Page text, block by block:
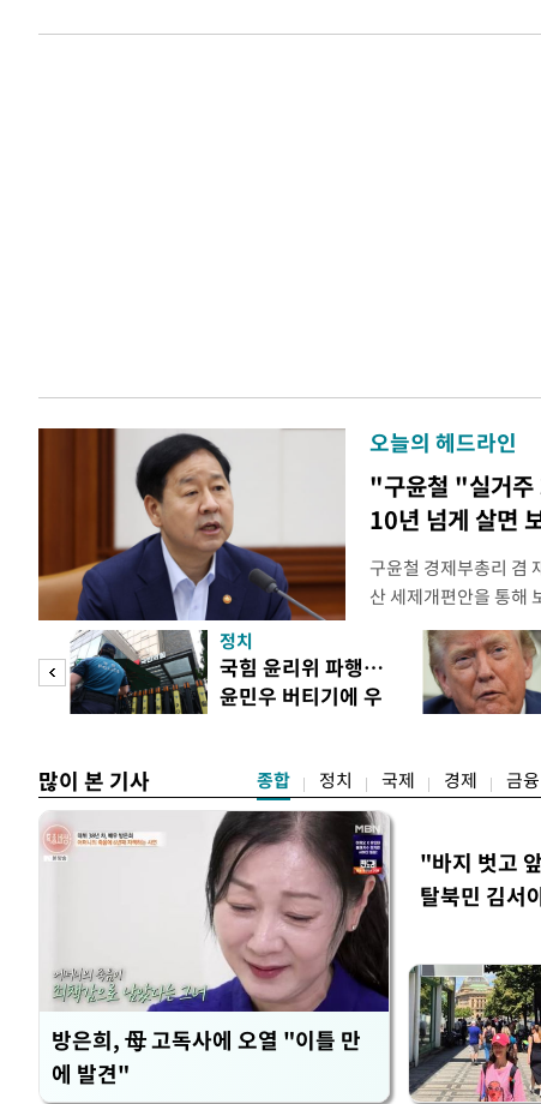
오늘의 헤드라인
"구윤철 "실거주
10년 넘게 살면
구윤철 경제부총리 겸
산 세제개편안을 통해
지적에 대해 "사는(실
어들고 나중에 팔 때
총리는 이날 오전
터뷰에서 "이게(30억
정치
국힘 윤리위 파행…
윤민우 버티기에 우
많이 본 기사 종합 정치 국제 경제 금융
방은희, 母 고독사에 오열 "이틀 만
에 발견"
"바지 벗고
탈북민 김서